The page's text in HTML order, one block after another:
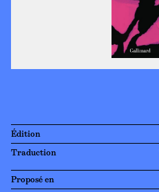
Édition
Traduction
Proposé en